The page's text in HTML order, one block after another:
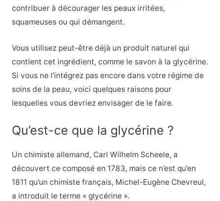
contribuer à décourager les peaux irritées,
squameuses ou qui démangent.
Vous utilisez peut-être déjà un produit naturel qui
contient cet ingrédient, comme le savon à la glycérine.
Si vous ne l’intégrez pas encore dans votre régime de
soins de la peau, voici quelques raisons pour
lesquelles vous devriez envisager de le faire.
Qu’est-ce que la glycérine ?
Un chimiste allemand, Carl Wilhelm Scheele, a
découvert ce composé en 1783, mais ce n’est qu’en
1811 qu’un chimiste français, Michel-Eugène Chevreul,
a introduit le terme « glycérine ».